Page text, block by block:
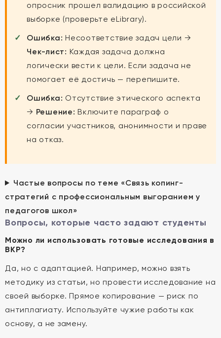
опросник прошел валидацию в российской
выборке (проверьте eLibrary).
Ошибка: Несоответствие задач цели →
Чек-лист: Каждая задача должна
логически вести к цели. Если задача не
помогает её достичь — перепишите.
Ошибка: Отсутствие этического аспекта
→ Решение: Включите параграф о
согласии участников, анонимности и праве
на отказ.
Частые вопросы по теме «Связь копинг-
стратегий с профессиональным выгоранием у
педагогов школ»
Вопросы, которые часто задают студенты
Можно ли использовать готовые исследования в
ВКР?
Да, но с адаптацией. Например, можно взять
методику из статьи, но провести исследование на
своей выборке. Прямое копирование — риск по
антиплагиату. Используйте чужие работы как
основу, а не замену.